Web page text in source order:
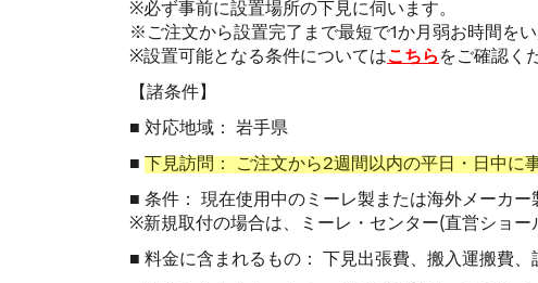
※必ず事前に設置場所の下見に伺います。
※ご注文から設置完了まで最短で1か月弱お時間を
※設置可能となる条件についてはこちら をご確認く
【諸条件】
■ 対応地域： 岩手県
■ 下見訪問： ご注文から2週間以内の平日・日中に
■ 条件： 現在使用中のミーレ製または海外メーカ
※新規取付の場合は、ミーレ・センター(直営ショ
■ 料金に含まれるもの： 下見出張費、搬入運搬費、